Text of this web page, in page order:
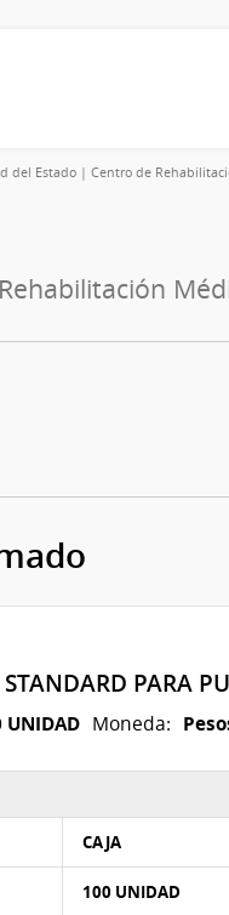
del Estado | Centro de
PARA
UNIDAD Moneda:
CAJA
100 UNIDAD